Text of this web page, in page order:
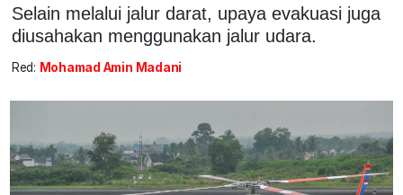
Selain melalui jalur darat, upaya evakuasi juga
diusahakan menggunakan jalur udara.
Red: Mohamad Amin Madani